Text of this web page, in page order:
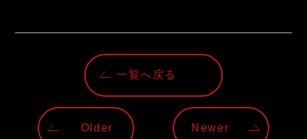
一覧へ戻る
Older Newer